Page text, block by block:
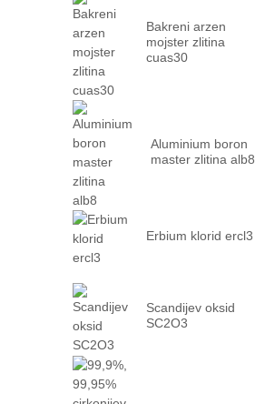
Bakreni arzen
mojster zlitina
cuas30
Aluminium boron
master zlitina alb8
Erbium klorid ercl3
Scandijev oksid
SC2O3